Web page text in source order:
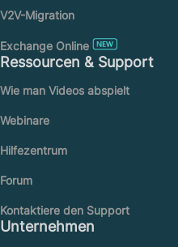
V2V-Migration
Exchange Online
Ressourcen & Support
Wie man Videos abspielt
Webinare
Hilfezentrum
Forum
Kontaktiere den Support
Unternehmen